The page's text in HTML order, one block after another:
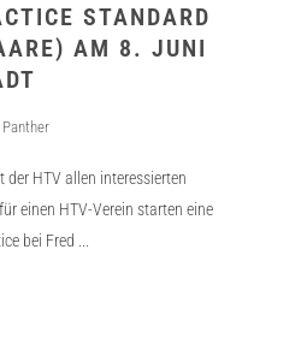
STANDARD
AM 8. JUNI
HTV allen interessierten
einen HTV-Verein starten eine
bei Fred